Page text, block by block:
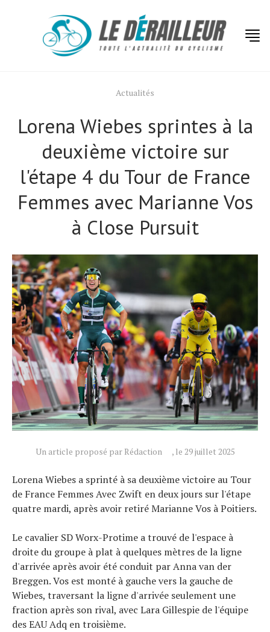
Actualités
Lorena Wiebes sprintes à la
deuxième victoire sur
l'étape 4 du Tour de France
Femmes avec Marianne Vos
à Close Pursuit
Un article proposé par Rédaction , le 29 juillet 2025
Lorena Wiebes a sprinté à sa deuxième victoire au Tour
de France Femmes Avec Zwift en deux jours sur l'étape
quatre mardi, après avoir retiré Marianne Vos à Poitiers.
Le cavalier SD Worx-Protime a trouvé de l'espace à
droite du groupe à plat à quelques mètres de la ligne
d'arrivée après avoir été conduit par Anna van der
Breggen. Vos est monté à gauche vers la gauche de
Wiebes, traversant la ligne d'arrivée seulement une
fraction après son rival, avec Lara Gillespie de l'équipe
des EAU Adq en troisième.